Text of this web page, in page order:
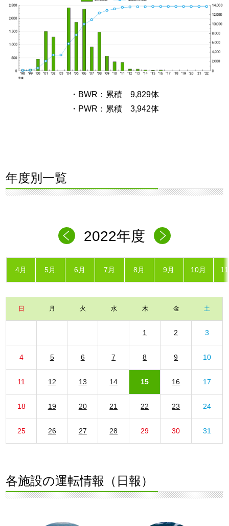
・BWR：累積 9,829体
・PWR：累積 3,942体
年度別一覧
2022年度
4月 5月 6月 7月 8月 9月 10月
日 月 火 水 木 金 土
1 2 3
4 5 6 7 8 9 10
11 12 13 14 15 16 17
18 19 20 21 22 23 24
25 26 27 28 29 30 31
各施設の運転情報（日報）